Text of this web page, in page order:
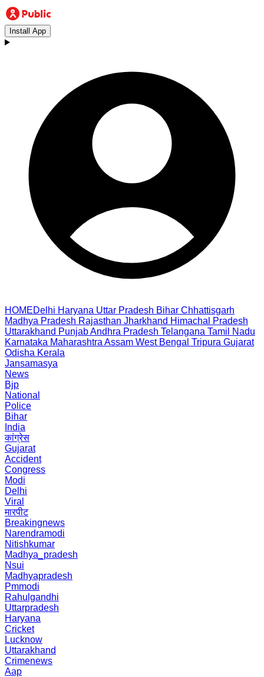
Install App
HOMEDelhi Haryana Uttar Pradesh Bihar Chhattisgarh
Madhya Pradesh Rajasthan Jharkhand Himachal Pradesh
Uttarakhand PunjabAndhra Pradesh Telangana Tamil Nadu
Karnataka Maharashtra Assam West Bengal Tripura Gujarat
Odisha Kerala
Jansamasya
News
Bjp
National
Police
Bihar
India
कांग्रेस
Gujarat
Accident
Congress
Modi
Delhi
Viral
मारपीट
Breakingnews
Narendramodi
Nitishkumar
Madhya_pradesh
Nsui
Madhyapradesh
Pmmodi
Rahulgandhi
Uttarpradesh
Haryana
Cricket
Lucknow
Uttarakhand
Crimenews
Aap